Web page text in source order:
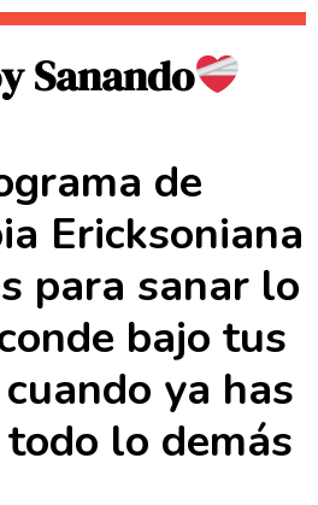
Sanando
de
Ericksoniana
para sanar lo
bajo tus
ya has
lo demás